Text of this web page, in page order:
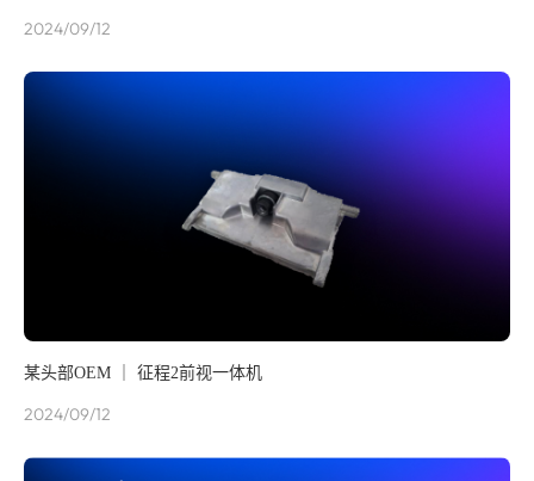
2024/09/12
某头部OEM ｜ 征程2前视一体机
2024/09/12